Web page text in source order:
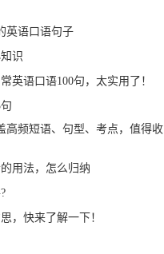
英语口语句子
识
英语口语100句，太实用了！
高频短语、句型、考点，值得收
用法，怎么归纳
，快来了解一下！